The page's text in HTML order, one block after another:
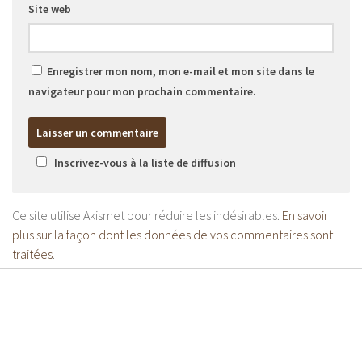
Site web
Enregistrer mon nom, mon e-mail et mon site dans le
navigateur pour mon prochain commentaire.
Inscrivez-vous à la liste de diffusion
Ce site utilise Akismet pour réduire les indésirables. En savoir
plus sur la façon dont les données de vos commentaires sont
traitées.